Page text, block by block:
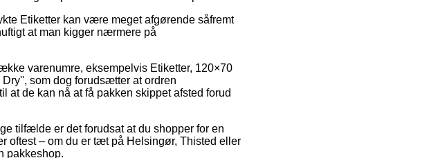
Etiketter kan være meget afgørende såfremt
at man kigger nærmere på
varenumre, eksempelvis Etiketter, 120×70
som dog forudsætter at ordren
at de kan nå at få pakken skippet afsted forud
tilfælde er det forudsat at du shopper for en
oftest – om du er tæt på Helsingør, Thisted eller
pakkeshop.